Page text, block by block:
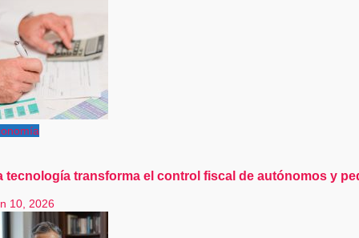
tecnología transforma el control fiscal de autónomos y
10, 2026